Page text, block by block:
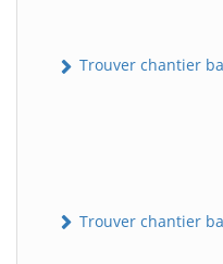
Trouver chantier
Trouver chantier